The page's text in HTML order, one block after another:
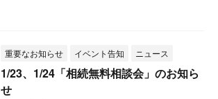
重要なお知らせ イベント告知 ニュース
1/23、1/24「相続無料相談会」のお知ら
せ